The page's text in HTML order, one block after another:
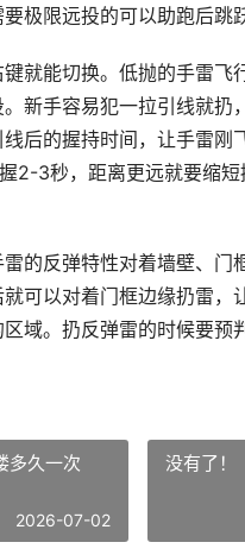
极限远投的可以助跑后跳
就能切换。低抛的手雷
新手容易犯一拉引线就
后的握持时间，让手雷
2-3秒，距离更远就要缩
的反弹特性对着墙壁、
可以对着门框边缘扔雷
域。扔反弹雷的时候要预
多久一次
2026-07-02
没有了！